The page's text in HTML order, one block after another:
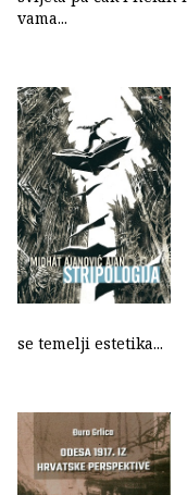
vama...
se temelji estetika...